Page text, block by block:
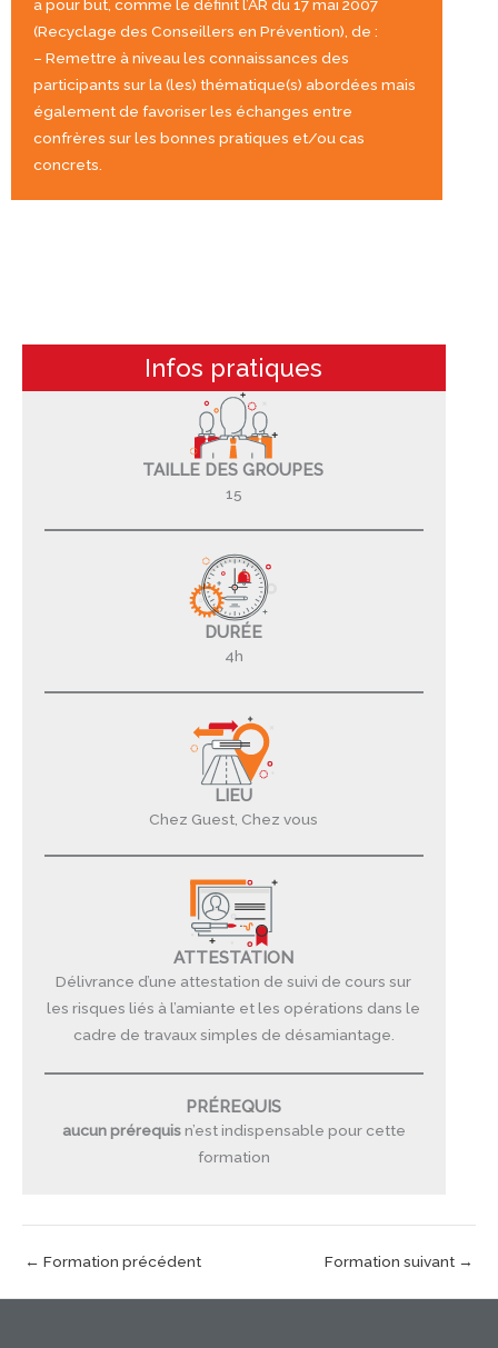
a pour but, comme le définit l’AR du 17 mai 2007
(Recyclage des Conseillers en Prévention), de :
– Remettre à niveau les connaissances des
participants sur la (les) thématique(s) abordées mais
également de favoriser les échanges entre
confrères sur les bonnes pratiques et/ou cas
concrets.
Infos pratiques
TAILLE DES GROUPES
15
DURÉE
4h
LIEU
Chez Guest, Chez vous
ATTESTATION
Délivrance d’une attestation de suivi de cours sur
les risques liés à l’amiante et les opérations dans le
cadre de travaux simples de désamiantage.
PRÉREQUIS
aucun prérequisn’est indispensable pour cette
formation
← Formation précédent Formation suivant →